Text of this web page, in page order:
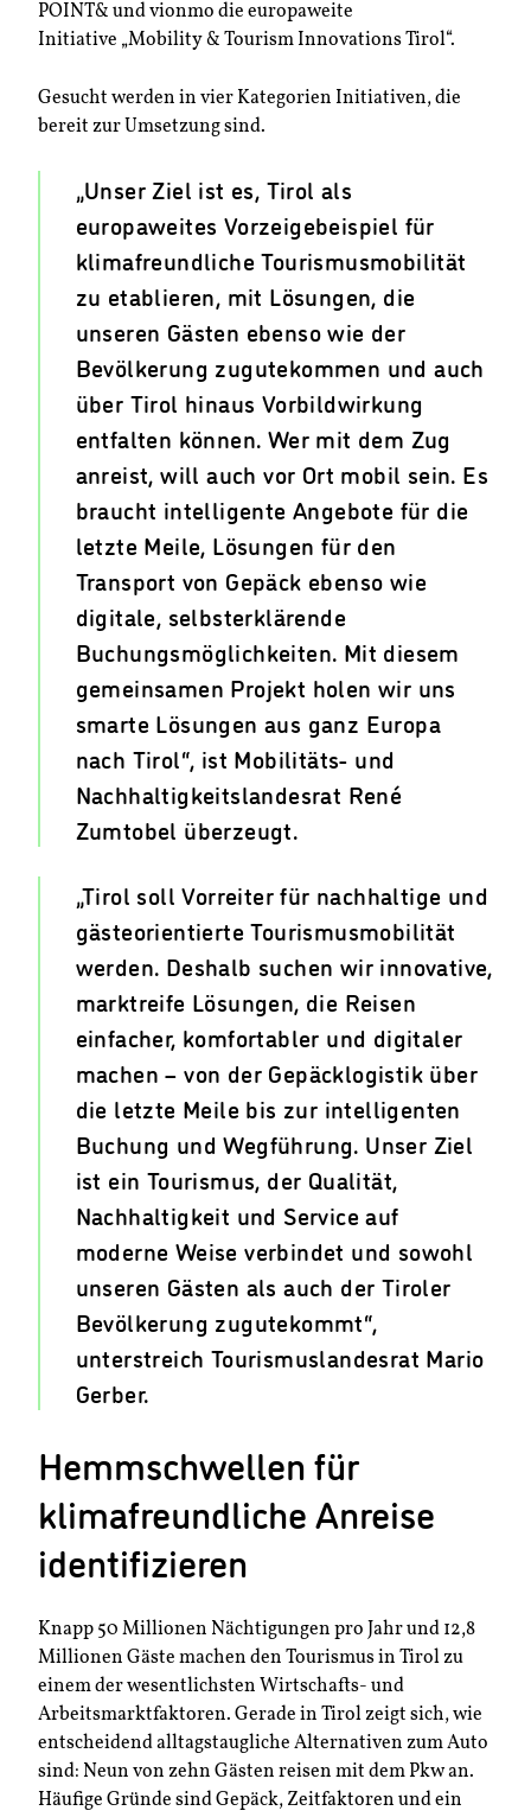
POINT& und vionmo die europaweite
Initiative „Mobility & Tourism Innovations Tirol“.
Gesucht werden in vier Kategorien Initiativen, die
bereit zur Umsetzung sind.
„Unser Ziel ist es, Tirol als
europaweites Vorzeigebeispiel für
klimafreundliche Tourismusmobilität
zu etablieren, mit Lösungen, die
unseren Gästen ebenso wie der
Bevölkerung zugutekommen und auch
über Tirol hinaus Vorbildwirkung
entfalten können. Wer mit dem Zug
anreist, will auch vor Ort mobil sein. Es
braucht intelligente Angebote für die
letzte Meile, Lösungen für den
Transport von Gepäck ebenso wie
digitale, selbsterklärende
Buchungsmöglichkeiten. Mit diesem
gemeinsamen Projekt holen wir uns
smarte Lösungen aus ganz Europa
nach Tirol“, ist Mobilitäts- und
Nachhaltigkeitslandesrat René
Zumtobel überzeugt.
„Tirol soll Vorreiter für nachhaltige und
gästeorientierte Tourismusmobilität
werden. Deshalb suchen wir innovative,
marktreife Lösungen, die Reisen
einfacher, komfortabler und digitaler
machen – von der Gepäcklogistik über
die letzte Meile bis zur intelligenten
Buchung und Wegführung. Unser Ziel
ist ein Tourismus, der Qualität,
Nachhaltigkeit und Service auf
moderne Weise verbindet und sowohl
unseren Gästen als auch der Tiroler
Bevölkerung zugutekommt“,
unterstreich Tourismuslandesrat Mario
Gerber.
Hemmschwellen für
klimafreundliche Anreise
identifizieren
Knapp 50 Millionen Nächtigungen pro Jahr und 12,8
Millionen Gäste machen den Tourismus in Tirol zu
einem der wesentlichsten Wirtschafts- und
Arbeitsmarktfaktoren. Gerade in Tirol zeigt sich, wie
entscheidend alltagstaugliche Alternativen zum Auto
sind: Neun von zehn Gästen reisen mit dem Pkw an.
Häufige Gründe sind Gepäck, Zeitfaktoren und ein